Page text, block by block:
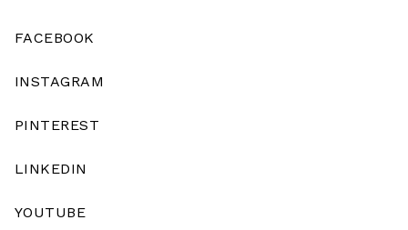
FACEBOOK
INSTAGRAM
PINTEREST
LINKEDIN
YOUTUBE